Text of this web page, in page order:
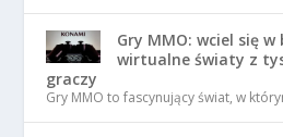
Gry MMO: wciel się
wirtualne światy z
graczy
Gry MMO to fascynujący świat, w